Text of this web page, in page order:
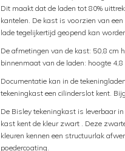
Dit maakt dat de laden tot 80%
kantelen. De kast is voorzien van
lade tegelijkertijd geopend kan
De afmetingen van de kast: 50,8 cm
binnenmaat van de laden: hoogte
Documentatie kan in de
tekeningkast een cilinderslot kent.
De Bisley tekeningkast is leverbaar
kast kent de kleur zwart . Deze
kleuren kennen een structuurlak
poedercoating.